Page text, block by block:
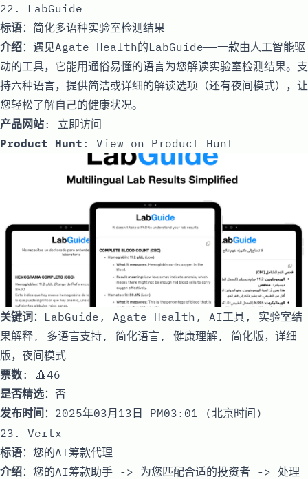
22. LabGuide
标语：简化多语种实验室检测结果
介绍：遇见Agate Health的LabGuide——一款由人工智能驱
动的工具，它能用通俗易懂的语言为您解读实验室检测结果。支
持六种语言，提供简洁或详细的解读选项（还有夜间模式），让
您轻松了解自己的健康状况。
产品网站: 立即访问
Product Hunt : View on Product Hunt
关键词：LabGuide, Agate Health, AI工具, 实验室结
果解释, 多语言支持, 简化语言, 健康理解, 简化版，详细
版，夜间模式
票数: 🔺46
是否精选：否
发布时间 ：2025年03月13日 PM03:01 (北京时间)
23. Vertx
标语：您的AI筹款代理
介绍：您的AI筹款助手 -> 为您匹配合适的投资者 -> 处理